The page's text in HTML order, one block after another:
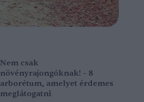
Nem csak
növényrajongóknak! – 8
arborétum, amelyet érdemes
meglátogatni